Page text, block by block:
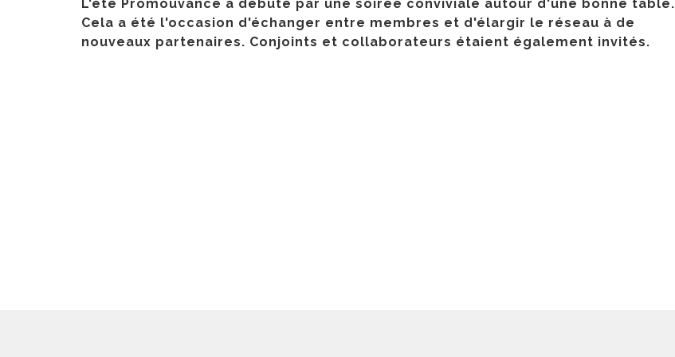
L'été Promouvance a débuté par une soirée conviviale autour d'une bonne table.
Cela a été l'occasion d'échanger entre membres et d'élargir le réseau à de
nouveaux partenaires. Conjoints et collaborateurs étaient également invités.